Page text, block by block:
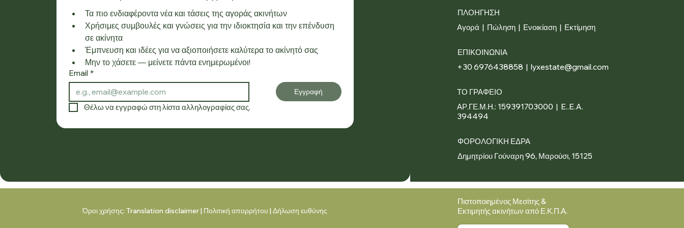
Τα πιο ενδιαφέροντα νέα και τάσεις της αγοράς ακινήτων
Χρήσιμες συμβουλές και γνώσεις για την ιδιοκτησία και την επένδυση
σε ακίνητα
Έμπνευση και ιδέες για να αξιοποιήσετε καλύτερα το ακίνητό σας
Μην το χάσετε — μείνετε πάντα ενημερωμένοι!
Email *
Εγγραφή
Θέλω να εγγραφώ στη λίστα αλληλογραφίας σας.
ΠΛΟΗΓΗΣΗ
Αγορά | Πώληση | Ενοικίαση | Εκτίμηση
ΕΠΙΚΟΙΝΩΝΙΑ
+30 6976438858 | lyxestate@gmail.com
ΤΟ ΓΡΑΦΕΙΟ
ΑΡ.ΓΕ.Μ.Η.: 159391703000 | E..E.A.
394494
ΦΟΡΟΛΟΓΙΚΗ ΕΔΡΑ
Δημητρίου Γούναρη 96, Μαρούσι, 15125
Όροι χρήσης:Translation disclaimer| Πολιτική απορρήτου |Δήλωση ευθύνης
Πιστοποιημένος Μεσίτης &
Εκτιμητής ακινήτων από Ε.Κ.Π.Α.